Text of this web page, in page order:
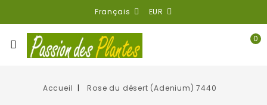
Français EUR
0
Accueil Rose du désert (Adenium) 7440